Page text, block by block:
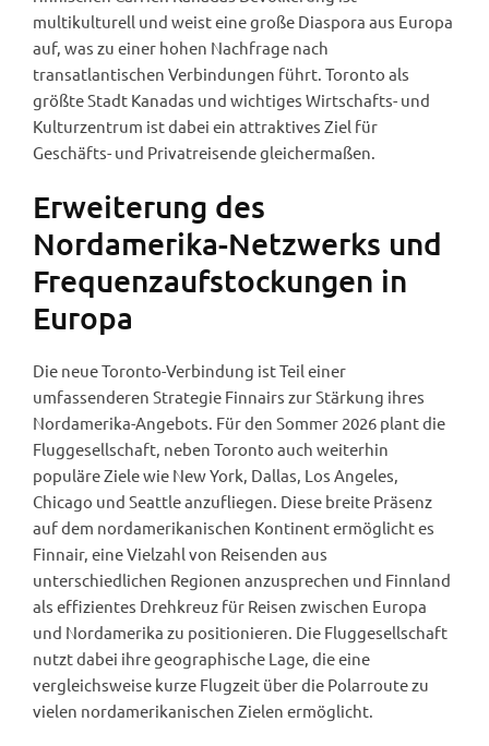
multikulturell und weist eine große Diaspora aus Europa
auf, was zu einer hohen Nachfrage nach
transatlantischen Verbindungen führt. Toronto als
größte Stadt Kanadas und wichtiges Wirtschafts- und
Kulturzentrum ist dabei ein attraktives Ziel für
Geschäfts- und Privatreisende gleichermaßen.
Erweiterung des
Nordamerika-Netzwerks und
Frequenzaufstockungen in
Europa
Die neue Toronto-Verbindung ist Teil einer
umfassenderen Strategie Finnairs zur Stärkung ihres
Nordamerika-Angebots. Für den Sommer 2026 plant die
Fluggesellschaft, neben Toronto auch weiterhin
populäre Ziele wie New York, Dallas, Los Angeles,
Chicago und Seattle anzufliegen. Diese breite Präsenz
auf dem nordamerikanischen Kontinent ermöglicht es
Finnair, eine Vielzahl von Reisenden aus
unterschiedlichen Regionen anzusprechen und Finnland
als effizientes Drehkreuz für Reisen zwischen Europa
und Nordamerika zu positionieren. Die Fluggesellschaft
nutzt dabei ihre geographische Lage, die eine
vergleichsweise kurze Flugzeit über die Polarroute zu
vielen nordamerikanischen Zielen ermöglicht.